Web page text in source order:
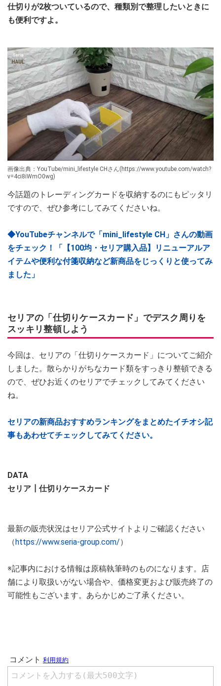
仕切りが2枚ついているので、種類別で整理したいときに
も便利ですよ。
画像出典：YouTube/mini_lifestyle CHさん(https://www.youtube.com/watch?
v=4ci8iWmO0wg)
今話題のトレーディングカードを収納するのにもピッタリ
ですので、ぜひ参考にしてみてくださいね。
◆YouTubeチャンネルで「mini_lifestyle CH」さんの動画
をチェック！「【100均・セリア購入品】リニューアルア
イテムや便利な付箋収納など新商品をじっくりと使ってみ
ました」
セリアの「仕切りケースカード」でデスク周りを
スッキリ整頓しよう
今回は、セリアの「仕切りケースカード」についてご紹介
しました。散らかりがちなカード類をすっきり整頓できる
ので、ぜひお近くのセリアでチェックしてみてください
ね。
セリアの新商品おすすめランキングをまとめたイチオシ記
事もあわせてチェックしてみてください。
DATA
セリア┃仕切りケースカード
最新の販売状況はセリア公式サイトよりご確認ください
（https://www.seria-group.com/）
※記事内における情報は原稿執筆時のものになります。店
舗により取扱いがない場合や、価格変更および販売終了の
可能性もございます。あらかじめご了承ください。